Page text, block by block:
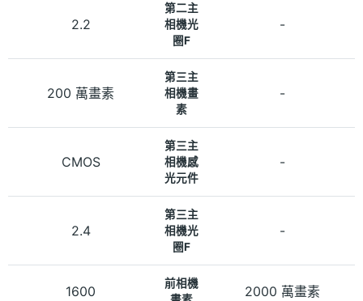
2.2
第二主
相機光
圈F
-
200 萬畫素
第三主
相機畫
素
-
CMOS
第三主
相機感
光元件
-
2.4
第三主
相機光
圈F
-
1600
前相機
2000 萬畫素